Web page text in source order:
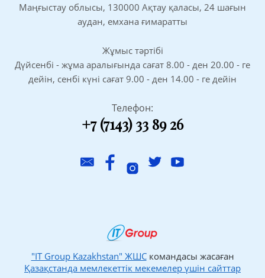
Маңғыстау облысы, 130000 Ақтау қаласы, 24 шағын
аудан, емхана ғимаратты
Жұмыс тәртібі
Дүйсенбі - жұма аралығында сағат 8.00 - ден 20.00 - ге
дейін, сенбі күні сағат 9.00 - ден 14.00 - ге дейін
Телефон:
+7 (7143) 33 89 26
"IT Group Kazakhstan" ЖШСкомандасы жасаған
Қазақстанда мемлекеттік мекемелер үшін сайттар